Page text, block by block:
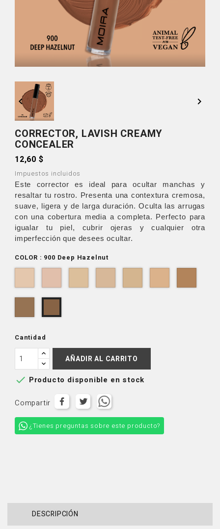
 
CORRECTOR, LAVISH CREAMY
CONCEALER
12,60 $
Impuestos incluidos
Este corrector es ideal para ocultar manchas y
resaltar tu rostro. Presenta una contextura cremosa,
suave, ligera y de larga duración. Oculta las arrugas
con una cobertura media a completa. Perfecto para
igualar tu piel, cubrir ojeras y cualquier otra
imperfección que desees ocultar.
COLOR : 900 Deep Hazelnut
Chai
Tea
OatmealButterscotch
AffogatoMilk
Almond
EspressoDeep
Cantidad
AÑADIR AL CARRITO
 Producto disponible en stock
Compartir
¿Tienes preguntas sobre este producto?
DESCRIPCIÓN